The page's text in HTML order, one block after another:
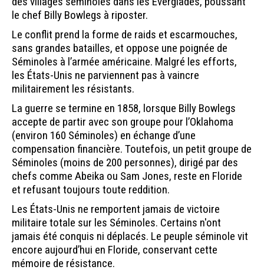
le chef Billy Bowlegs à riposter.
Le conflit prend la forme de raids et escarmouches,
sans grandes batailles, et oppose une poignée de
Séminoles à l’armée américaine. Malgré les efforts,
les États-Unis ne parviennent pas à vaincre
militairement les résistants.
La guerre se termine en 1858, lorsque Billy Bowlegs
accepte de partir avec son groupe pour l’Oklahoma
(environ 160 Séminoles) en échange d’une
compensation financière. Toutefois, un petit groupe de
Séminoles (moins de 200 personnes), dirigé par des
chefs comme Abeika ou Sam Jones, reste en Floride
et refusant toujours toute reddition.
Les États-Unis ne remportent jamais de victoire
militaire totale sur les Séminoles. Certains n'ont
jamais été conquis ni déplacés. Le peuple séminole vit
encore aujourd’hui en Floride, conservant cette
mémoire de résistance.